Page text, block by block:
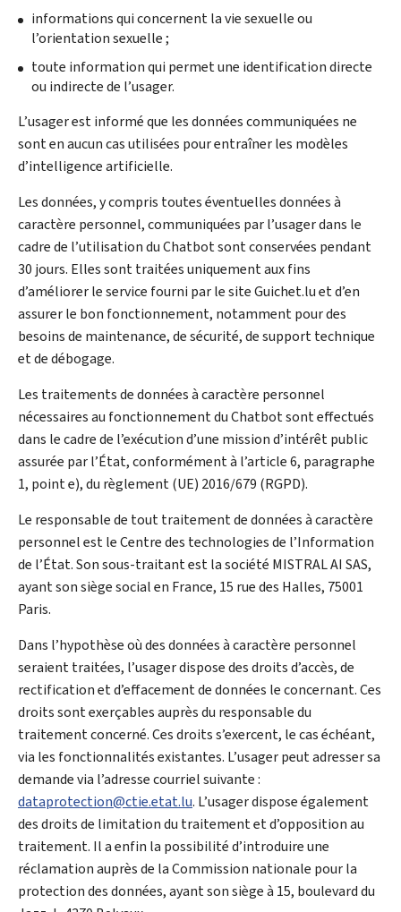
informations qui concernent la vie sexuelle ou
l’orientation sexuelle ;
toute information qui permet une identification directe
ou indirecte de l’usager.
L’usager est informé que les données communiquées ne
sont en aucun cas utilisées pour entraîner les modèles
d’intelligence artificielle.
Les données, y compris toutes éventuelles données à
caractère personnel, communiquées par l’usager dans le
cadre de l’utilisation duChatbotsont conservées pendant
30 jours. Elles sont traitées uniquement aux fins
d’améliorer le service fourni par le site Guichet.lu et d’en
assurer le bon fonctionnement, notamment pour des
besoins de maintenance, de sécurité, de support technique
et de débogage.
Les traitements de données à caractère personnel
nécessaires au fonctionnement duChatbotsont effectués
dans le cadre de l’exécution d’une mission d’intérêt public
assurée par l’État, conformément à l’article 6, paragraphe
1, point e), du règlement (UE) 2016/679 (RGPD).
Le responsable de tout traitement de données à caractère
personnel est leCentre des technologies de l’Information
de l’État. Son sous-traitant est la société MISTRAL AI SAS,
ayant son siège social en France, 15 rue des Halles, 75001
Paris.
Dans l’hypothèse où des données à caractère personnel
seraient traitées, l’usager dispose des droits d’accès, de
rectification et d’effacement de données le concernant. Ces
droits sont exerçables auprès du responsable du
traitement concerné. Ces droits s’exercent, le cas échéant,
via les fonctionnalités existantes. L’usager peut adresser sa
demande via l’adresse courriel suivante :
dataprotection@ctie.etat.lu. L’usager dispose également
des droits de limitation du traitement et d’opposition au
traitement. Il a enfin la possibilité d’introduire une
réclamation auprès de laCommission nationale pour la
protection des données, ayant son siège à 15, boulevard du